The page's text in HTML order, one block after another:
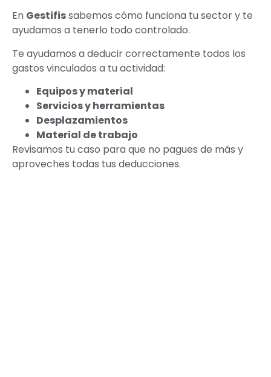
En Gestifissabemos cómo funciona tu sector y te
ayudamos a tenerlo todo controlado.
Te ayudamos a deducir correctamente todos los
gastos vinculados a tu actividad:
Equipos y material
Servicios y herramientas
Desplazamientos
Material de trabajo
Revisamos tu caso para que no pagues de más y
aproveches todas tus deducciones.